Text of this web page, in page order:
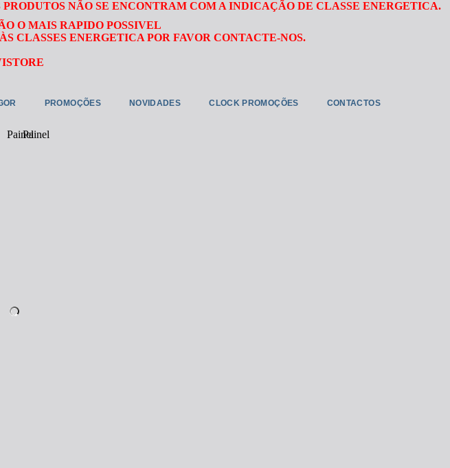
NÃO SE ENCONTRAM COM A INDICAÇÃO DE CLASSE ENERGETICA.
O MAIS RAPIDO POSSIVEL
CLASSES ENERGETICA POR FAVOR CONTACTE-NOS.
PROMOÇÕES NOVIDADES CLOCK PROMOÇÕES CONTACTOS